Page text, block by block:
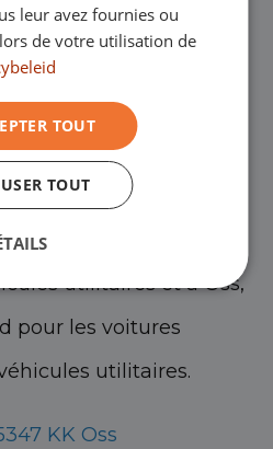
dans l'un de nos
les voitures
sûr pour une bonne
pouvez vous rendre à
utilitaires et à Oss,
pour les voitures
utilitaires.
KK Oss
leur avez fournies ou
de votre utilisation de
TOUT
TOUT